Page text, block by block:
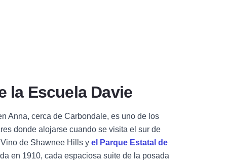
la Escuela Davie
Anna, cerca de Carbondale, es uno de los
donde alojarse cuando se visita el sur de
Vino de Shawnee Hills y el Parque Estatal de
en 1910, cada espaciosa suite de la posada